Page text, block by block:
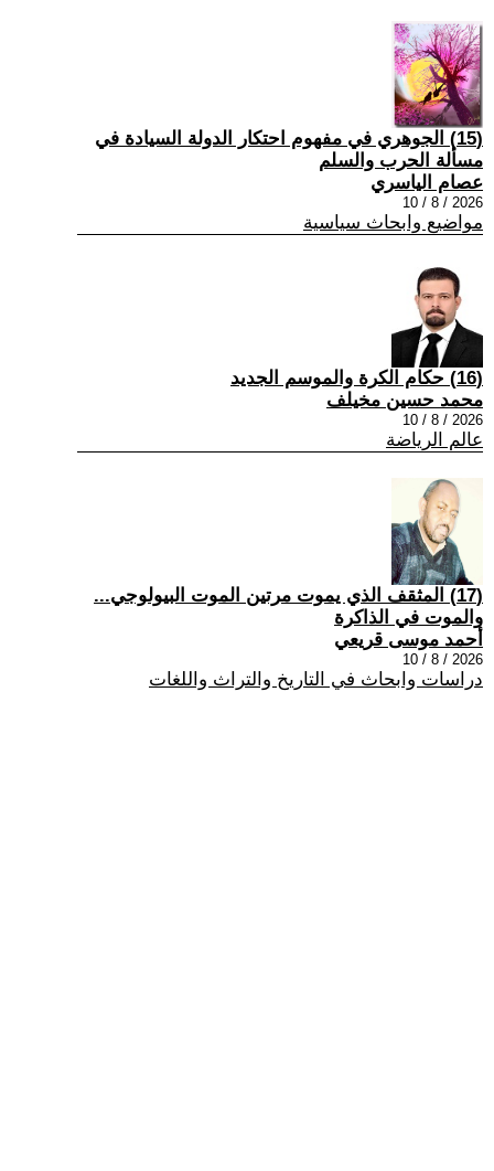
(15) الجوهري في مفهوم احتكار الدولة السيادة في
مسألة الحرب والسلم
عصام الياسري
2026 / 8 / 10
مواضيع وابحاث سياسية
(16) حكام الكرة والموسم الجديد
محمد حسين مخيلف
2026 / 8 / 10
عالم الرياضة
(17) المثقف الذي يموت مرتين الموت البيولوجي...
والموت في الذاكرة
أحمد موسى قريعي
2026 / 8 / 10
دراسات وابحاث في التاريخ والتراث واللغات